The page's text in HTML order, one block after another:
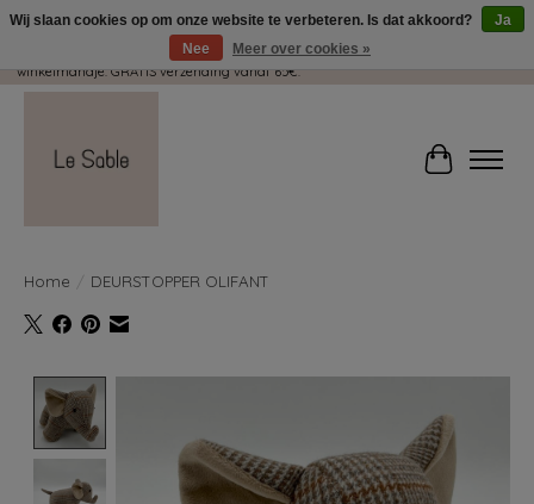
Wij pakken met plezier jouw kadootjes GRATIS in! Duid dit zeker aan in je
winkelmandje. GRATIS verzending vanaf 65€.
Home DEURSTOPPER OLIFANT
Wij slaan cookies op om onze website te verbeteren. Is dat akkoord?
Ja
Nee
Meer over cookies »